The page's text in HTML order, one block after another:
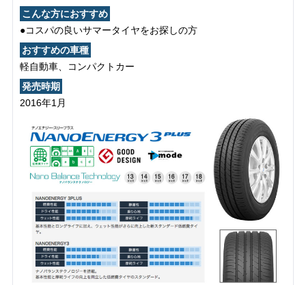
こんな方におすすめ
●コスパの良いサマータイヤをお探しの方
おすすめの車種
軽自動車、コンパクトカー
発売時期
2016年1月